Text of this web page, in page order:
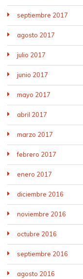
septiembre 2017
agosto 2017
julio 2017
junio 2017
mayo 2017
abril 2017
marzo 2017
febrero 2017
enero 2017
diciembre 2016
noviembre 2016
octubre 2016
septiembre 2016
agosto 2016